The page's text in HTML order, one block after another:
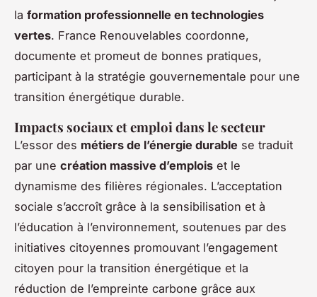
la formation professionnelle en technologies
vertes. France Renouvelables coordonne,
documente et promeut de bonnes pratiques,
participant à la stratégie gouvernementale pour une
transition énergétique durable.
Impacts sociaux et emploi dans le secteur
L’essor des métiers de l’énergie durable se traduit
par une création massive d’emplois et le
dynamisme des filières régionales. L’acceptation
sociale s’accroît grâce à la sensibilisation et à
l’éducation à l’environnement, soutenues par des
initiatives citoyennes promouvant l’engagement
citoyen pour la transition énergétique et la
réduction de l’empreinte carbone grâce aux